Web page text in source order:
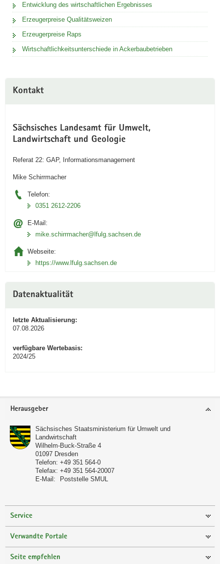
Entwicklung des wirtschaftlichen Ergebnisses
Erzeugerpreise Qualitätsweizen
Erzeugerpreise Raps
Wirtschaftlichkeitsunterschiede in Ackerbaubetrieben
Kontakt
Sächsisches Landesamt für Umwelt,
Landwirtschaft und Geologie
Referat 22: GAP, Informationsmanagement
Mike Schirrmacher
Telefon:
0351 2612-2206
E-Mail:
mike.schirrmacher@lfulg.sachsen.de
Webseite:
https://www.lfulg.sachsen.de
Datenaktualität
letzte Aktualisierung:
07.08.2026
verfügbare Wertebasis:
2024/25
Footer-
Herausgeber
Sächsisches Staatsministerium für Umwelt und
Landwirtschaft
Wilhelm-Buck-Straße 4
01097 Dresden
Telefon: +49 351 564-0
Telefax: +49 351 564-20007
E-Mail:
Poststelle SMUL
Service
Verwandte Portale
Seite empfehlen